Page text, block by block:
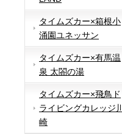
タイムズカー×箱根小
涌園ユネッサン
タイムズカー×有馬温
泉 太閤の湯
タイムズカー×飛鳥ド
ライビングカレッジ川
崎